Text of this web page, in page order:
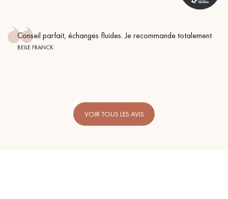
Conseil parfait, échanges fluides. Je recommande totalement
BEILE FRANCK
VOIR TOUS LES AVIS